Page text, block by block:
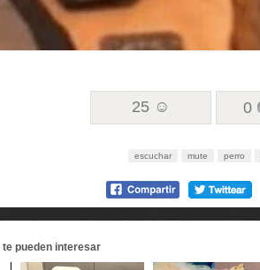
25 ☺ 0
escuchar mute perro
te pueden interesar